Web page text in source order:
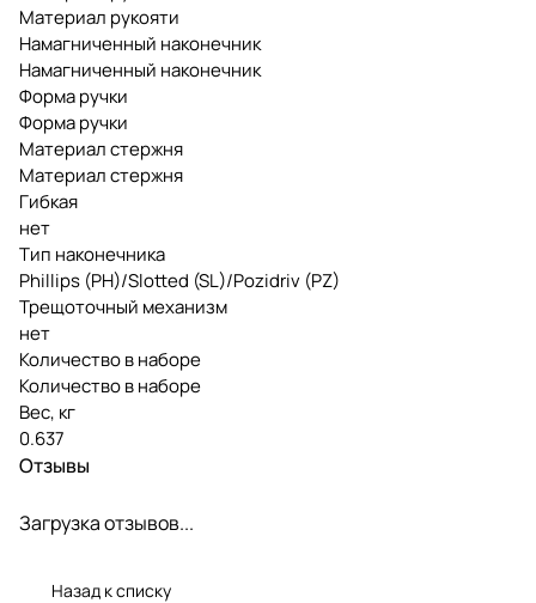
Материал рукояти
Намагниченный наконечник
Намагниченный наконечник
Форма ручки
Форма ручки
Материал стержня
Материал стержня
Гибкая
нет
Тип наконечника
Phillips (PH)/Slotted (SL)/Pozidriv (PZ)
Трещоточный механизм
нет
Количество в наборе
Количество в наборе
Вес, кг
0.637
Отзывы
Загрузка отзывов...
Назад к списку